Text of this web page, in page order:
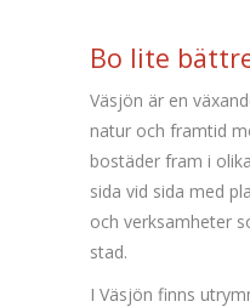
Bo lite
Väsjön är en
natur och framtid
bostäder fram i
sida vid sida med
och verksamheter
stad.
I Väsjön finns